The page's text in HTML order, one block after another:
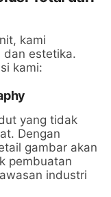
kami
dan estetika.
kami:
yang tidak
Dengan
gambar akan
pembuatan
industri